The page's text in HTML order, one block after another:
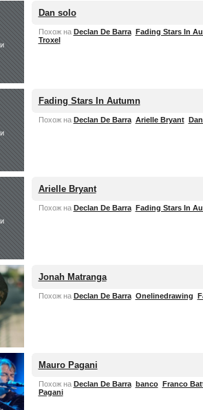
Dan solo
Похож на Declan De Barra Fading Stars In
Troxel
Fading Stars In Autumn
Похож на Declan De Barra Arielle Bryant
Arielle Bryant
Похож на Declan De Barra Fading Stars In
Jonah Matranga
Похож на Declan De Barra Onelinedrawing
Mauro Pagani
Похож на Declan De Barra banco Franco
Pagani